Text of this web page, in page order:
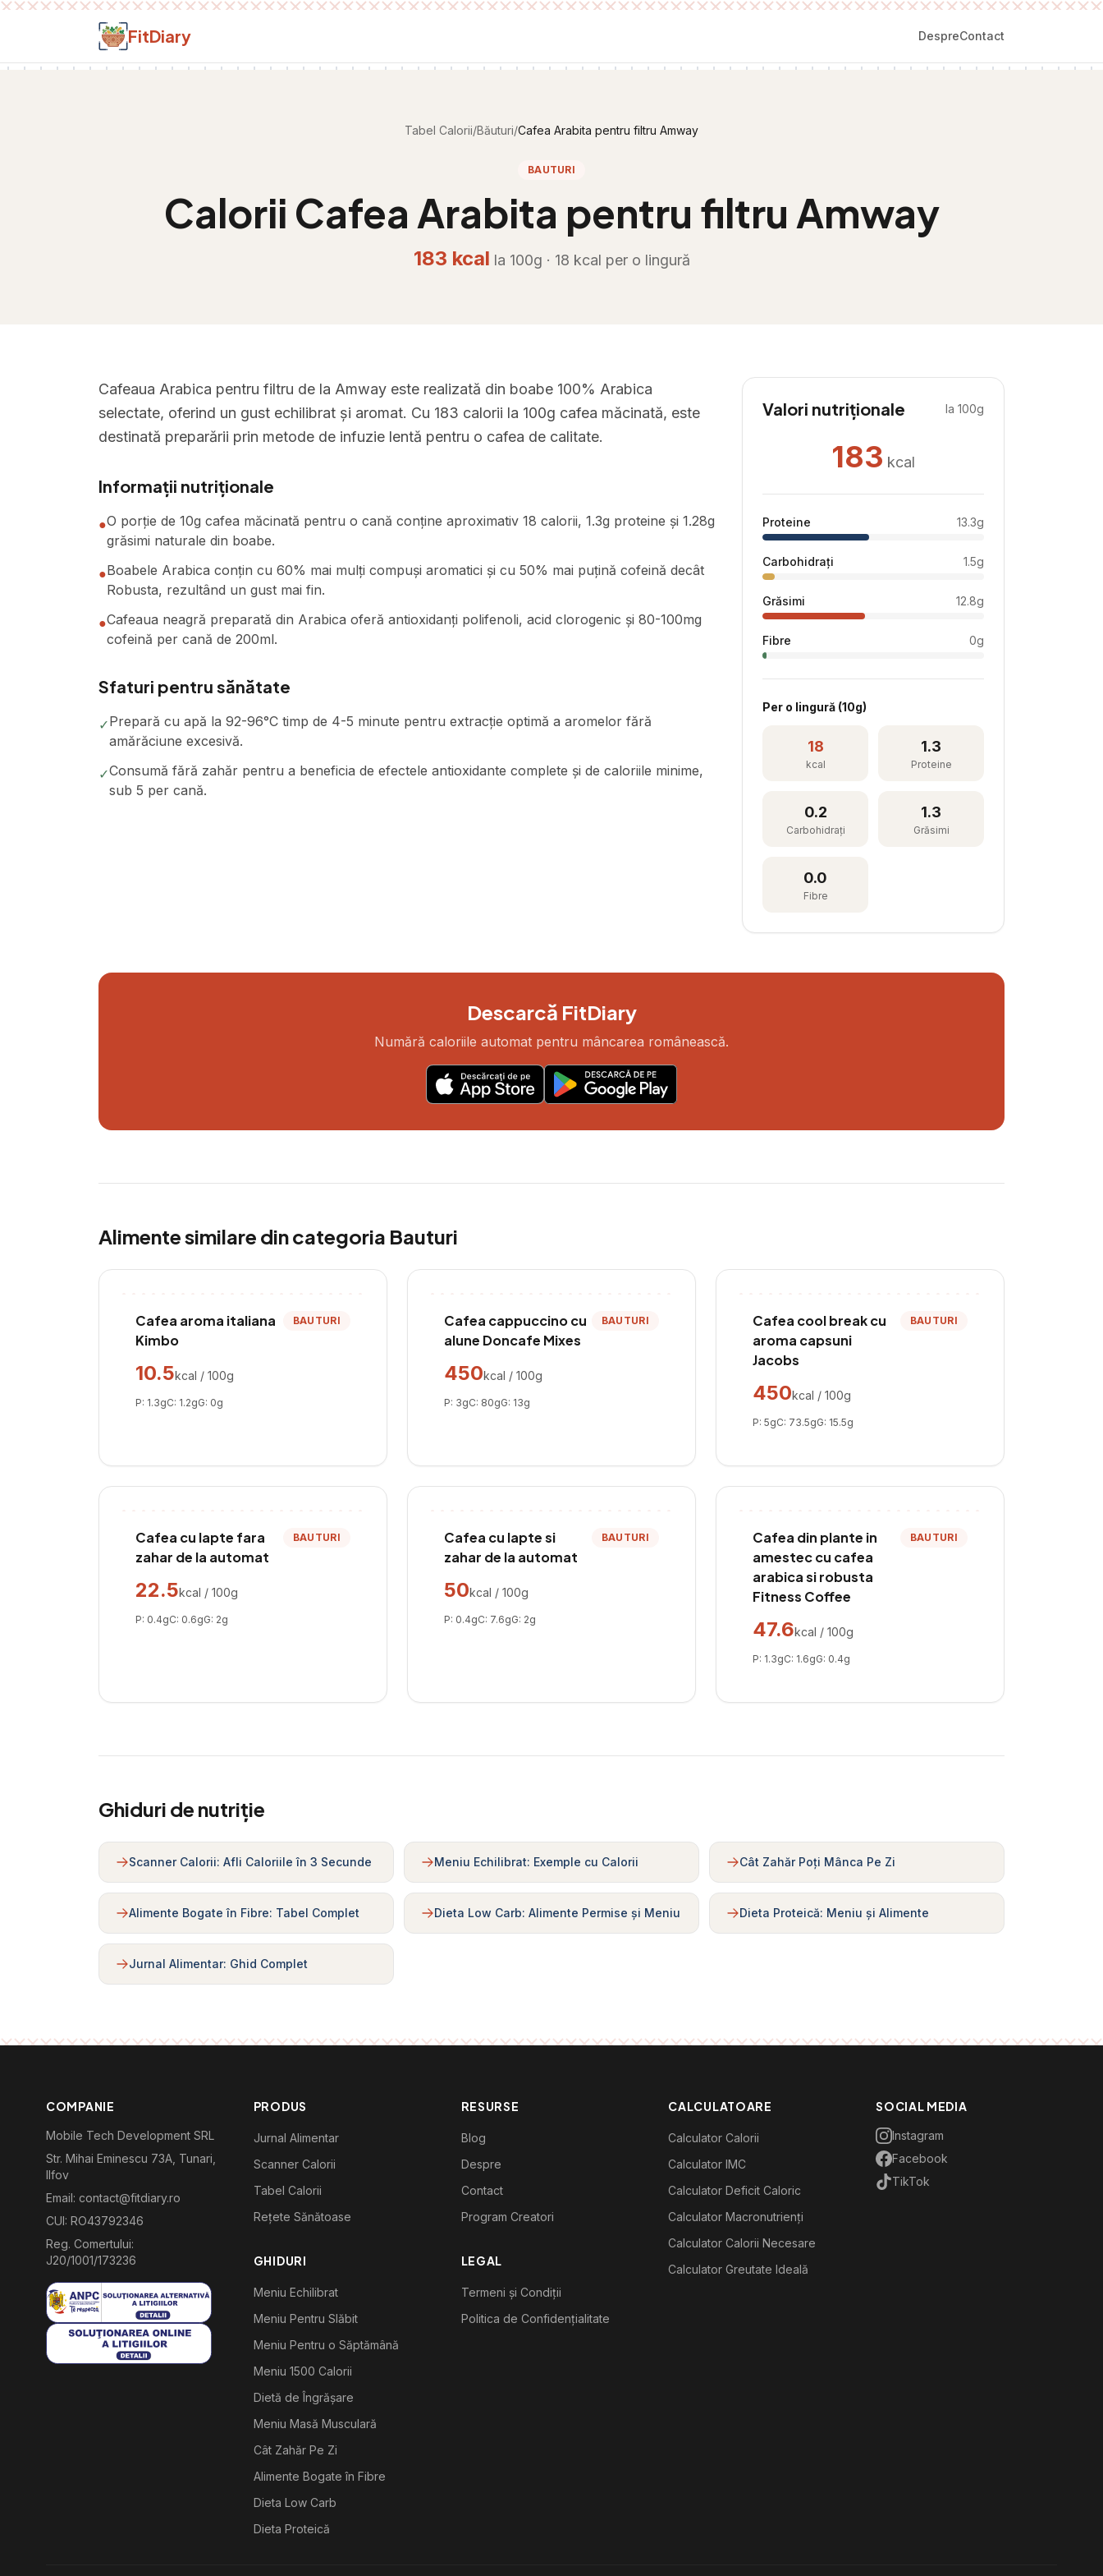
Salt la conținut
FitDiary DespreContact
Tabel Calorii/Băuturi/Cafea Arabita pentru filtru Amway
BAUTURI
Calorii Cafea Arabita pentru filtru Amway
183 kcal la 100g · 18 kcal per o lingură
Cafeaua Arabica pentru filtru de la Amway este realizată din boabe 100% Arabica
selectate, oferind un gust echilibrat și aromat. Cu 183 calorii la 100g cafea măcinată, este
destinată preparării prin metode de infuzie lentă pentru o cafea de calitate.
Informații nutriționale
●O porție de 10g cafea măcinată pentru o cană conține aproximativ 18 calorii, 1.3g proteine și 1.28g
grăsimi naturale din boabe.
●Boabele Arabica conțin cu 60% mai mulți compuși aromatici și cu 50% mai puțină cofeină decât
Robusta, rezultând un gust mai fin.
●Cafeaua neagră preparată din Arabica oferă antioxidanți polifenoli, acid clorogenic și 80-100mg
cofeină per cană de 200ml.
Sfaturi pentru sănătate
✓Prepară cu apă la 92-96°C timp de 4-5 minute pentru extracție optimă a aromelor fără
amărăciune excesivă.
✓Consumă fără zahăr pentru a beneficia de efectele antioxidante complete și de caloriile minime,
sub 5 per cană.
Valori nutriționale la 100g
183 kcal
Proteine 13.3g
Carbohidrați 1.5g
Grăsimi 12.8g
Fibre 0g
Per o lingură (10g)
18
kcal
1.3
Proteine
0.2
Carbohidrați
1.3
Grăsimi
0.0
Fibre
Descarcă FitDiary
Numără caloriile automat pentru mâncarea românească.
Alimente similare din categoria Bauturi
Cafea aroma italiana
Kimbo
BAUTURI
10.5kcal / 100g
P: 1.3gC: 1.2gG: 0g
Cafea cappuccino cu
alune Doncafe Mixes
BAUTURI
450kcal / 100g
P: 3gC: 80gG: 13g
Cafea cool break cu
aroma capsuni
Jacobs
BAUTURI
450kcal / 100g
P: 5gC: 73.5gG: 15.5g
Cafea cu lapte fara
zahar de la automat
BAUTURI
22.5kcal / 100g
P: 0.4gC: 0.6gG: 2g
Cafea cu lapte si
zahar de la automat
BAUTURI
50kcal / 100g
P: 0.4gC: 7.6gG: 2g
Cafea din plante in
amestec cu cafea
arabica si robusta
Fitness Coffee
BAUTURI
47.6kcal / 100g
P: 1.3gC: 1.6gG: 0.4g
Ghiduri de nutriție
Scanner Calorii: Afli Caloriile în 3 Secunde Meniu Echilibrat: Exemple cu Calorii Cât Zahăr Poți Mânca Pe Zi
Alimente Bogate în Fibre: Tabel Complet Dieta Low Carb: Alimente Permise și Meniu Dieta Proteică: Meniu și Alimente
Jurnal Alimentar: Ghid Complet
COMPANIE
Mobile Tech Development SRL
Str. Mihai Eminescu 73A, Tunari,
Ilfov
Email: contact@fitdiary.ro
CUI: RO43792346
Reg. Comertului:
J20/1001/173236
PRODUS
Jurnal Alimentar
Scanner Calorii
Tabel Calorii
Rețete Sănătoase
GHIDURI
Meniu Echilibrat
Meniu Pentru Slăbit
Meniu Pentru o Săptămână
Meniu 1500 Calorii
Dietă de Îngrășare
Meniu Masă Musculară
Cât Zahăr Pe Zi
Alimente Bogate în Fibre
Dieta Low Carb
Dieta Proteică
RESURSE
Blog
Despre
Contact
Program Creatori
LEGAL
Termeni și Condiții
Politica de Confidențialitate
CALCULATOARE
Calculator Calorii
Calculator IMC
Calculator Deficit Caloric
Calculator Macronutrienți
Calculator Calorii Necesare
Calculator Greutate Ideală
SOCIAL MEDIA
Instagram
Facebook
TikTok